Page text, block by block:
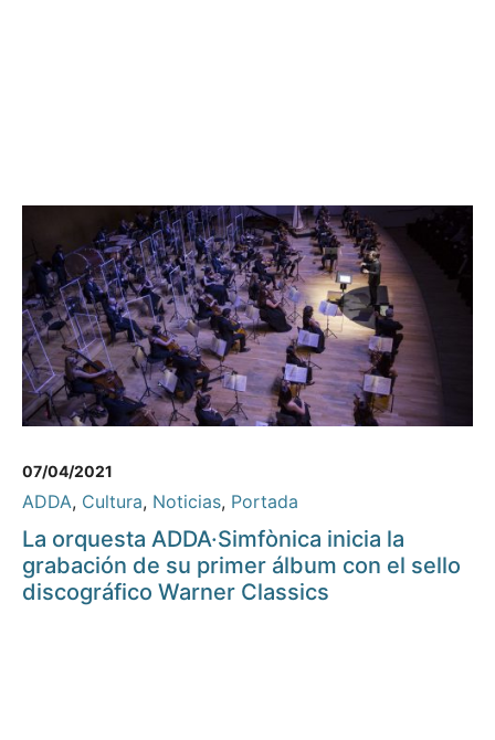
07/04/2021
ADDA, Cultura, Noticias, Portada
La orquesta ADDA·Simfònica inicia la
grabación de su primer álbum con el sello
discográfico Warner Classics